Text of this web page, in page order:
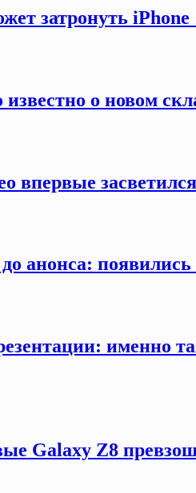
затронуть
о новом
впервые
анонса:
именно
Galaxy Z8